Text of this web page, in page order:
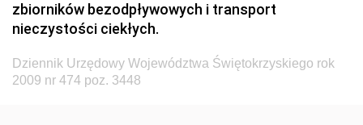
Dziennik Urzędowy Ministra Transportu, Budownictwa
i Gospodarki Morskiej
Dziennik Urzędowy Ministra Administracji i Cyfryzacji
Dziennik Urzędowy Głównego Inspektora Ochrony
zbiorników bezodpływowych i transport
nieczystości ciekłych.
Dziennik Urzędowy Województwa Świętokrzyskiego rok
2009 nr 474 poz. 3448